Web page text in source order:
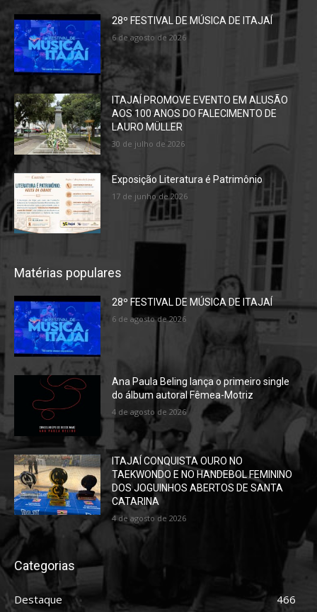
28º FESTIVAL DE MÚSICA DE ITAJAÍ
6 de agosto de 2026
ITAJAÍ PROMOVE EVENTO EM ALUSÃO
AOS 100 ANOS DO FALECIMENTO DE
LAURO MÜLLER
30 de julho de 2026
Exposição Literatura é Patrimônio
17 de junho de 2026
Matérias populares
28º FESTIVAL DE MÚSICA DE ITAJAÍ
6 de agosto de 2026
Ana Paula Beling lança o primeiro single
do álbum autoral Fêmea-Motriz
4 de agosto de 2026
ITAJAÍ CONQUISTA OURO NO
TAEKWONDO E NO HANDEBOL FEMININO
DOS JOGUINHOS ABERTOS DE SANTA
CATARINA
4 de agosto de 2026
Categorias
Destaque
466